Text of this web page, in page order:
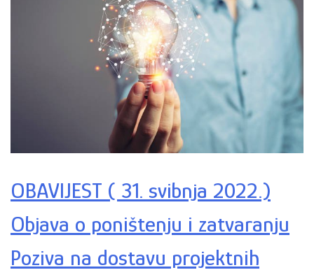
OBAVIJEST ( 31. svibnja 2022.)
Objava o poništenju i zatvaranju
Poziva na dostavu projektnih